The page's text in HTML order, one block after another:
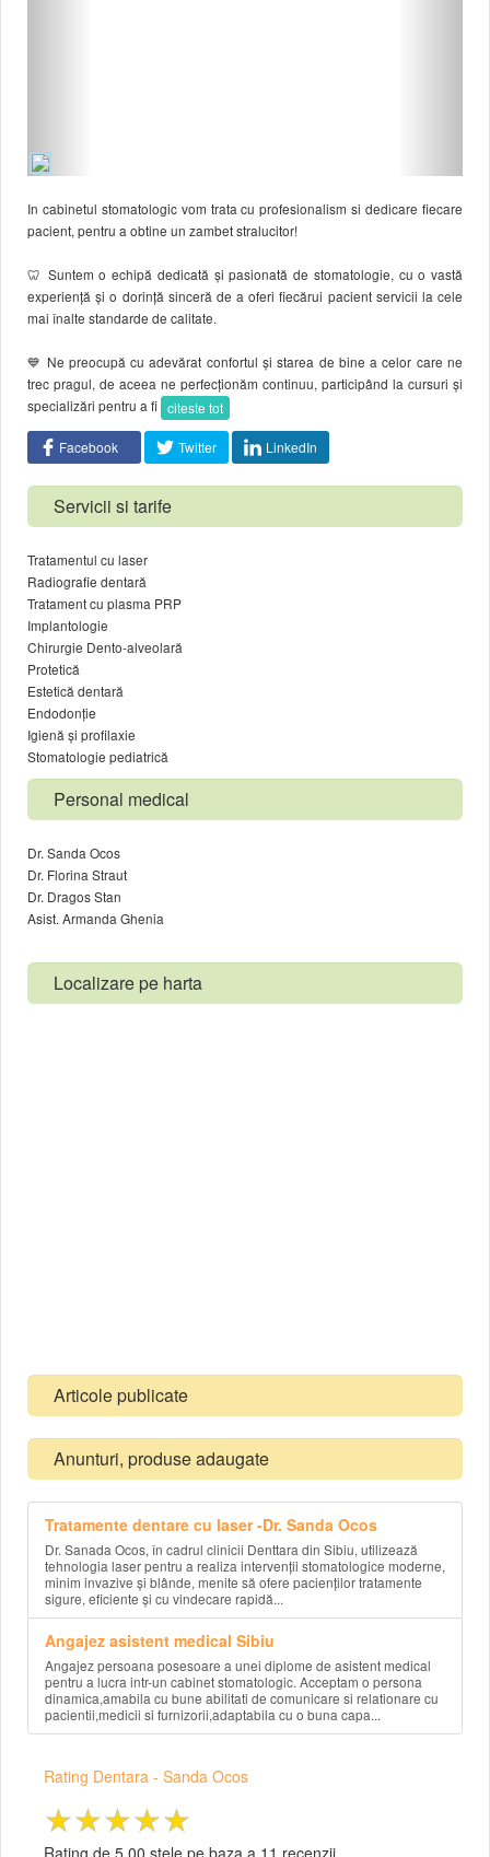
In cabinetul stomatologic vom trata cu profesionalism si dedicare fiecare
pacient, pentru a obtine un zambet stralucitor!
🦷 Suntem o echipă dedicată și pasionată de stomatologie, cu o vastă
experiență și o dorință sinceră de a oferi fiecărui pacient servicii la cele
mai înalte standarde de calitate.
💙 Ne preocupă cu adevărat confortul și starea de bine a celor care ne
trec pragul, de aceea ne perfecționăm continuu, participând la cursuri și
specializări pentru a fi citeste tot
Facebook Twitter LinkedIn
Servicii si tarife
Tratamentul cu laser
Radiografie dentară
Tratament cu plasma PRP
Implantologie
Chirurgie Dento-alveolară
Protetică
Estetică dentară
Endodonție
Igienă și profilaxie
Stomatologie pediatrică
Personal medical
Dr. Sanda Ocos
Dr. Florina Straut
Dr. Dragos Stan
Asist. Armanda Ghenia
Localizare pe harta
Articole publicate
Anunturi, produse adaugate
Tratamente dentare cu laser -Dr. Sanda Ocos
Dr. Sanada Ocos, în cadrul clinicii Denttara din Sibiu, utilizează
tehnologia laser pentru a realiza intervenții stomatologice moderne,
minim invazive și blânde, menite să ofere pacienților tratamente
sigure, eficiente și cu vindecare rapidă...
Angajez asistent medical Sibiu
Angajez persoana posesoare a unei diplome de asistent medical
pentru a lucra intr-un cabinet stomatologic. Acceptam o persona
dinamica,amabila cu bune abilitati de comunicare si relationare cu
pacientii,medicii si furnizorii,adaptabila cu o buna capa...
Rating Dentara - Sanda Ocos
★★★★★
Rating de 5.00 stele pe baza a 11 recenzii